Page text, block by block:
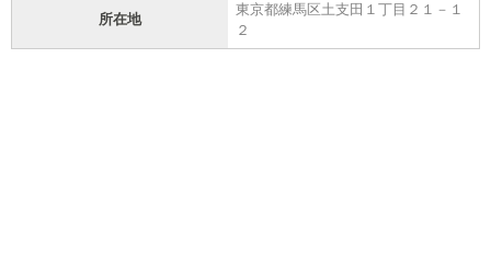
所在地
東京都練馬区土支田１丁目２１－１
２